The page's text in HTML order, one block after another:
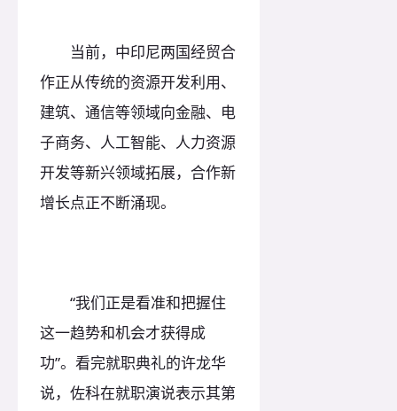
当前，中印尼两国经贸合
作正从传统的资源开发利用、
建筑、通信等领域向金融、电
子商务、人工智能、人力资源
开发等新兴领域拓展，合作新
增长点正不断涌现。
“我们正是看准和把握住
这一趋势和机会才获得成
功”。看完就职典礼的许龙华
说，佐科在就职演说表示其第